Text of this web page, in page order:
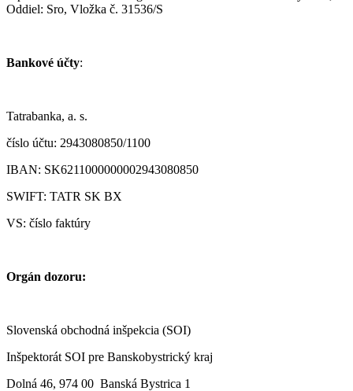
Oddiel: Sro, Vložka č. 31536/S
Bankové účty:
Tatrabanka, a. s.
číslo účtu: 2943080850/1100
IBAN: SK6211000000002943080850
SWIFT: TATR SK BX
VS: číslo faktúry
Orgán dozoru:
Slovenská obchodná inšpekcia (SOI)
Inšpektorát SOI pre Banskobystrický kraj
Dolná 46, 974 00 Banská Bystrica 1